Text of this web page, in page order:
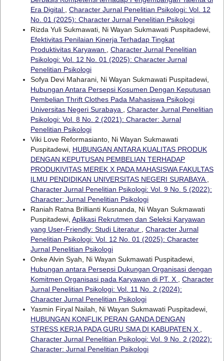
Era Digital
Character Jurnal Penelitian Psikologi: Vol. 12
No. 01 (2025): Character Jurnal Penelitian Psikologi
Rizda Yuli Sukmawati, Ni Wayan Sukmawati Puspitadewi,
Efektivitas Penilaian Kinerja Terhadap Tingkat
Produktivitas Karyawan
Character Jurnal Penelitian
Psikologi: Vol. 12 No. 01 (2025): Character Jurnal
Penelitian Psikologi
Sofya Devi Maharani, Ni Wayan Sukmawati Puspitadewi,
Hubungan Antara Persepsi Kosumen Dengan Keputusan
Pembelian Thrift Clothes Pada Mahasiswa Psikologi
Universitas Negeri Surabaya
Character Jurnal Penelitian
Psikologi: Vol. 8 No. 2 (2021): Character: Jurnal
Penelitian Psikologi
Viki Love Reformasianto, Ni Wayan Sukmawati
Puspitadewi, HUBUNGAN ANTARA KUALITAS PRODUK
DENGAN KEPUTUSAN PEMBELIAN TERHADAP
PRODUKIVITAS MEREK X PADA MAHASISWA FAKULTAS
ILMU PENDIDIKAN UNIVERSITAS NEGERI SURABAYA
Character Jurnal Penelitian Psikologi: Vol. 9 No. 5 (2022):
Character: Jurnal Penelitian Psikologi
Raniah Ratna Brillianti Kusnanda, Ni Wayan Sukmawati
Puspitadewi, Aplikasi Rekrutmen dan Seleksi Karyawan
yang User-Friendly: Studi Literatur
Character Jurnal
Penelitian Psikologi: Vol. 12 No. 01 (2025): Character
Jurnal Penelitian Psikologi
Onke Alvin Syah, Ni Wayan Sukmawati Puspitadewi,
Hubungan antara Persepsi Dukungan Organisasi dengan
Komitmen Organisasi pada Karyawan di PT. X
Character
Jurnal Penelitian Psikologi: Vol. 11 No. 2 (2024):
Character Jurnal Penelitian Psikologi
Yasmin Firyal Nailah, Ni Wayan Sukmawati Puspitadewi,
HUBUNGAN KONFLIK PERAN GANDA DENGAN
STRESS KERJA PADA GURU SMA DI KABUPATEN X
Character Jurnal Penelitian Psikologi: Vol. 9 No. 2 (2022):
Character: Jurnal Penelitian Psikologi